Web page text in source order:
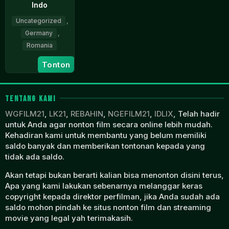
Indo
Uncategorized
Germany
Romania
11
Aug
2024
Xandra
Popescu
Tonton
TENTANG KAMI
WGFILM21, LK21, REBAHIN, NGEFILM21, IDLIX, Telah hadir
untuk Anda agar nonton film secara online lebih mudah.
Kehadiran kami untuk membantu yang belum memiliki
saldo banyak dan memberikan tontonan kepada yang
tidak ada saldo.
Akan tetapi bukan berarti kalian bisa menonton disini terus,
Apa yang kami lakukan sebenarnya melanggar keras
copyright kepada direktor perfilman, jika Anda sudah ada
saldo mohon pindah ke situs nonton film dan streaming
movie yang legal yah terimakasih.